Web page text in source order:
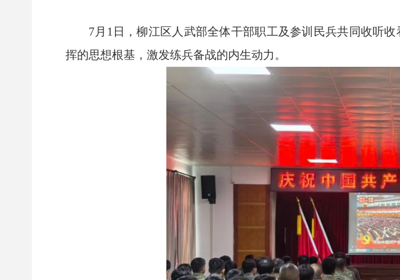
7月1日，柳江区人武部全体干部职工及参训民兵共同收听
挥的思想根基，激发练兵备战的内生动力。